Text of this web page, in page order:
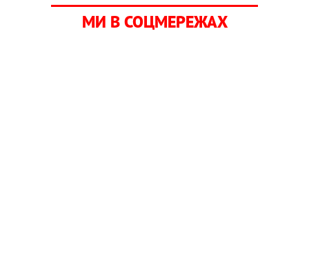
МИ В СОЦМЕРЕЖАХ